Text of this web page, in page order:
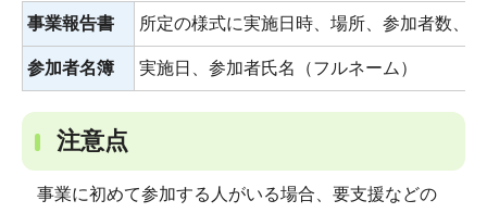
事業報告書 所定の様式に実施日時、場所、参加者数、
参加者名簿 実施日、参加者氏名（フルネーム）
注意点
事業に初めて参加する人がいる場合、要支援などの